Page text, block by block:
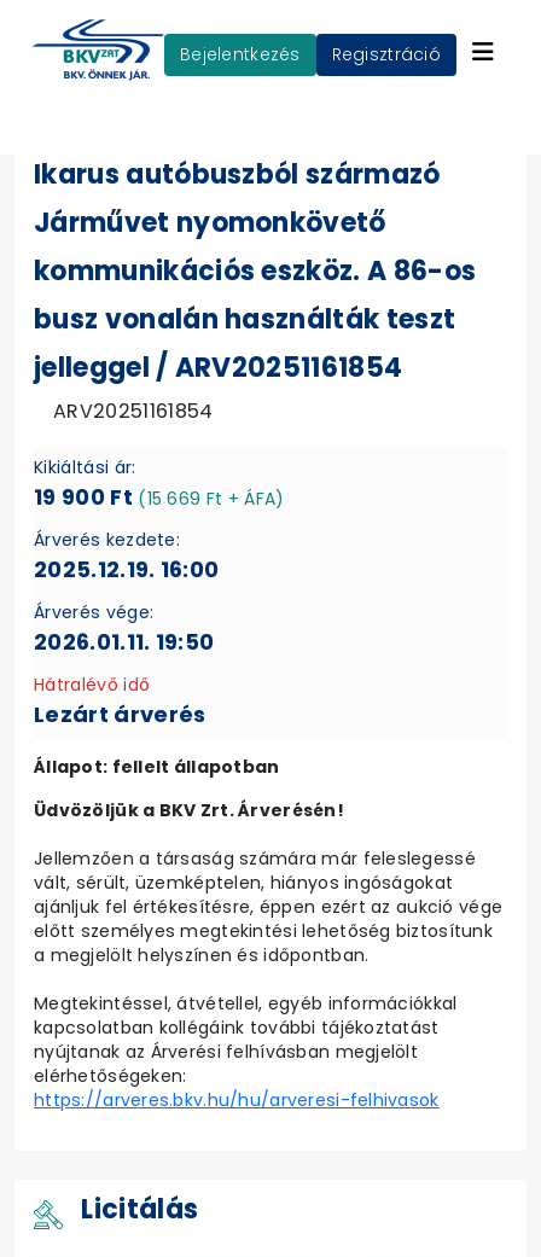
Bejelentkezés Regisztráció
Ikarus autóbuszból származó
Járművet nyomonkövető
kommunikációs eszköz. A 86-os
busz vonalán használták teszt
jelleggel / ARV20251161854
ARV20251161854
Kikiáltási ár:
19 900 Ft (15 669 Ft + ÁFA)
Árverés kezdete:
2025.12.19. 16:00
Árverés vége:
2026.01.11. 19:50
Hátralévő idő
Lezárt árverés
Állapot: fellelt állapotban
Üdvözöljük a BKV Zrt. Árverésén!
Jellemzően a társaság számára már feleslegessé
vált, sérült, üzemképtelen, hiányos ingóságokat
ajánljuk fel értékesítésre, éppen ezért az aukció vége
előtt személyes megtekintési lehetőség biztosítunk
a megjelölt helyszínen és időpontban.
Megtekintéssel, átvétellel, egyéb információkkal
kapcsolatban kollégáink további tájékoztatást
nyújtanak az Árverési felhívásban megjelölt
elérhetőségeken:
https://arveres.bkv.hu/hu/arveresi-felhivasok
Licitálás